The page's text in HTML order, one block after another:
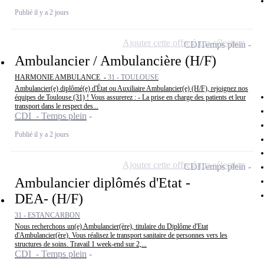
Publié il y a 2 jours
Ambulancier / Ambulancière (H/F)
HARMONIE AMBULANCE - 31 - TOULOUSE
Ambulancier(e) diplômé(e) d'État ou Auxiliaire Ambulancier(e) (H/F), rejoignez nos
équipes de Toulouse (31) ! Vous assurerez : - La prise en charge des patients et leur
transport dans le respect des...
CDI - Temps plein
Publié il y a 2 jours
CDITemps plein
Ajouter cette offre à ma sélection
Ambulancier diplômés d'Etat -
DEA- (H/F)
31 - ESTANCARBON
Nous recherchons un(e) Ambulancier(ère), titulaire du Diplôme d'Etat
d'Ambulancier(ère). Vous réalisez le transport sanitaire de personnes vers les
structures de soins. Travail 1 week-end sur 2,...
CDI - Temps plein
CDITemps plein
Ajouter cette offre à ma sélection